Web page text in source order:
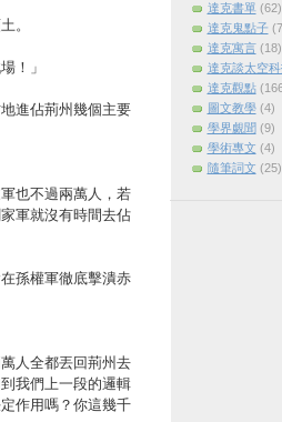
。
！」
進佔荊州幾個主要
也不過兩萬人，若
軍就沒有時間去佔
孫權軍徹底擊潰赤
人全都丟回荊州去
我們上一段的邏輯
作用嗎？你這幾千
達克書單 (62)
達克鬼點子
達克寓言 (18)
達克談太空
達克觀點
圖文教學 (4)
學界覷聞 (9)
學術專文 (4)
隨筆詞文 (25)